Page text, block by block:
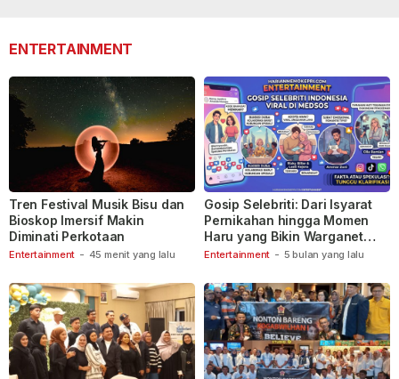
ENTERTAINMENT
Entertainment - 45 menit yang lalu
Tren Festival Musik Bisu dan
Bioskop Imersif Makin
Diminati Perkotaan
Entertainment - 5 bulan yang lalu
Gosip Selebriti: Dari Isyarat
Pernikahan hingga Momen
Haru yang Bikin Warganet
Berspekulasi